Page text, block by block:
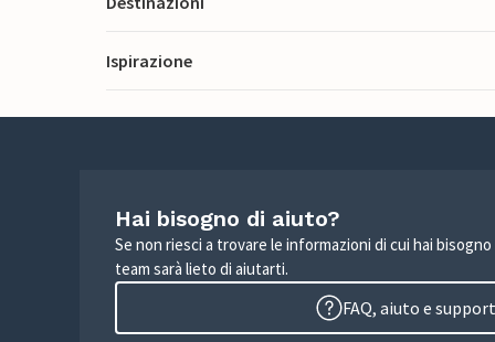
Ispirazione
Hai bisogno di aiuto?
Se non riesci a trovare le informazioni di cui hai
team sarà lieto di aiutarti.
FAQ, aiuto e